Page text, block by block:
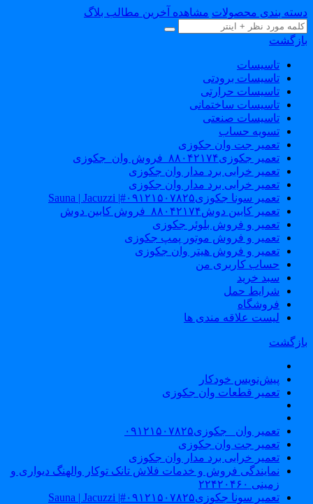
بندی محصولات مشاهده آخرین مطالب بلاگ
تاسیسات
تاسیسات برودتی
تاسیسات حرارتی
تاسیسات ساختمانی
تاسیسات صنعتی
تسویه حساب
تعمیر جت وان جکوزی
تعمیر جکوزی۸۸۰۴۲۱۷۴_فروش وان_جکوزی
تعمیر خرابی برد مدار وان جکوزی
تعمیر خرابی برد مدار وان جکوزی
تعمیر سونا جکوزی۰۹۱۲۱۵۰۷۸۲۵#| Sauna | Jacuzzi
تعمیر کابین دوش۸۸۰۴۲۱۷۴_فروش کابین دوش
تعمیر و فروش بلوئر جکوزی
تعمیر و فروش موتور پمپ جکوزی
تعمیر و فروش هیتر وان جکوزی
حساب کاربری من
سبد خرید
شرایط حمل
فروشگاه
لیست علاقه مندی ها
پیش‌نویس خودکار
تعمیر قطعات وان جکوزی
تعمیر وان _جکوزی۰۹۱۲۱۵۰۷۸۲۵
تعمیر جت وان جکوزی
تعمیر خرابی برد مدار وان جکوزی
نمایندگی فروش و خدمات فلاش تانک توکار والهنگ دیواری و
زمینی ۲۲۴۲۰۴۶۰
تعمیر سونا جکوزی۰۹۱۲۱۵۰۷۸۲۵#| Sauna | Jacuzzi